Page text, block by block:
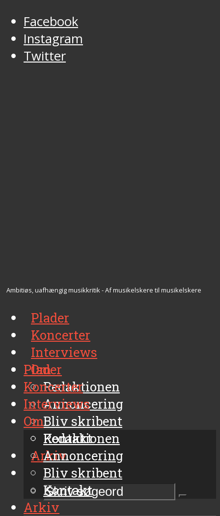
Facebook
Instagram
Twitter
Ambitiøs, uafhængig musikkritik - Af musikelskere til musikelskere
Plader
Koncerter
Interviews
Om
Redaktionen
Annoncering
Bliv skribent
Kontakt
Arkiv
Plader
Koncerter
Interviews
Om
Redaktionen
Annoncering
Bliv skribent
Kontakt
Arkiv